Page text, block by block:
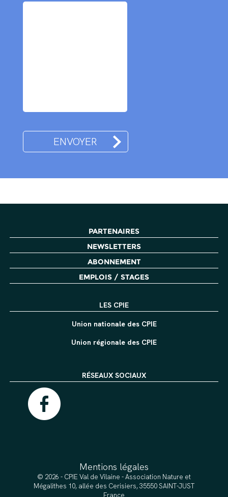
PARTENAIRES
NEWSLETTERS
ABONNEMENT
EMPLOIS / STAGES
LES CPIE
Union nationale des CPIE
Union régionale des CPIE
RÉSEAUX SOCIAUX
Mentions légales
© 2026 - CPIE Val de Vilaine - Association Nature et
Mégalithes 10, allée des Cerisiers, 35550 SAINT-JUST